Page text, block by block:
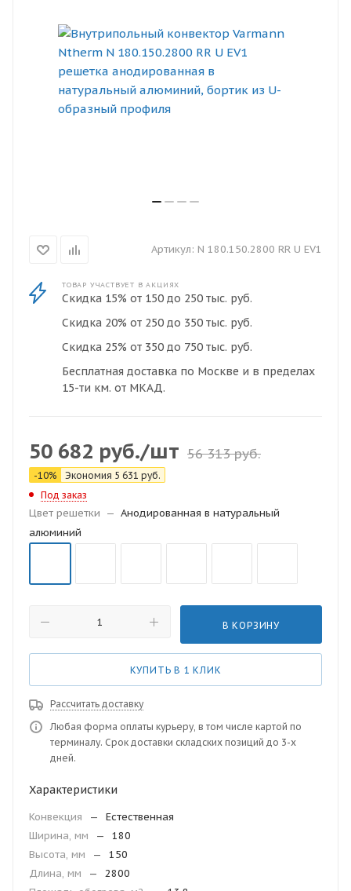
Артикул: N 180.150.2800 RR U EV1
ТОВАР УЧАСТВУЕТ В АКЦИЯХ
Скидка 15% от 150 до 250 тыс. руб.
Скидка 20% от 250 до 350 тыс. руб.
Скидка 25% от 350 до 750 тыс. руб.
Бесплатная доставка по Москве и в пределах
15-ти км. от МКАД.
50 682 руб./шт 56 313руб.
-10% Экономия 5 631 руб.
Под заказ
Цвет решетки — Анодированная в натуральный
алюминий
В КОРЗИНУ
КУПИТЬ В 1 КЛИК
Рассчитать доставку
Любая форма оплаты курьеру, в том числе картой по
терминалу. Срок доставки складских позиций до 3-х
дней.
Характеристики
Конвекция —
Естественная
Ширина, мм
—
180
Высота, мм
—
150
Длина, мм
—
2800